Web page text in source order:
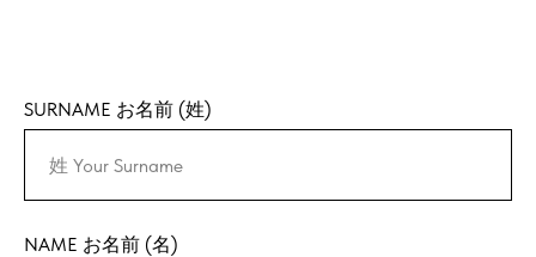
SURNAME お名前 (姓)
NAME お名前 (名)